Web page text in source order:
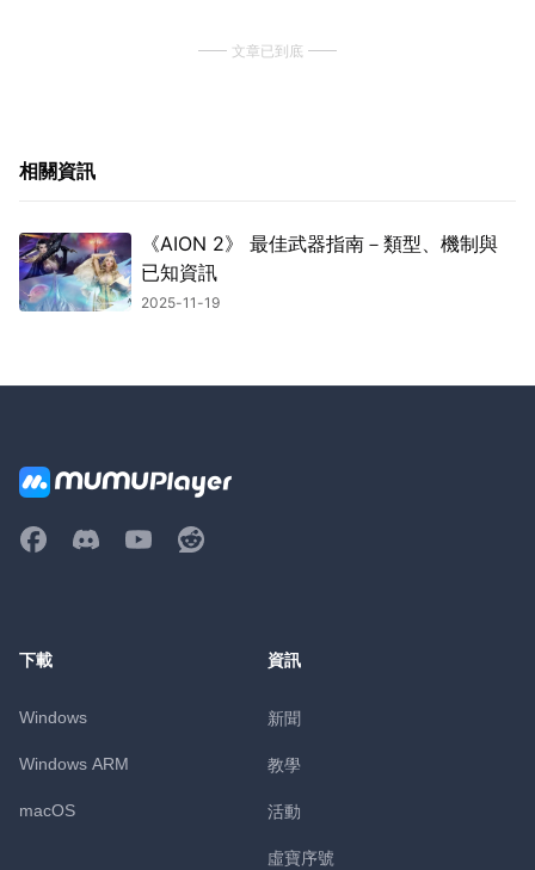
文章已到底
相關資訊
《AION 2》 最佳武器指南－類型、機制與
已知資訊
2025-11-19
下載
Windows
Windows ARM
macOS
資訊
新聞
教學
活動
虛寶序號